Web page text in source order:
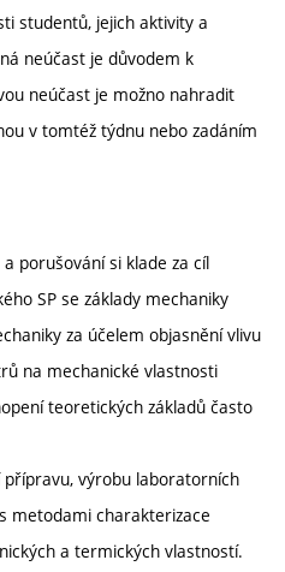
studentů, jejich aktivity a
neúčast je důvodem k
neúčast je možno nahradit
v tomtéž týdnu nebo zadáním
porušování si klade za cíl
SP se základy mechaniky
za účelem objasnění vlivu
na mechanické vlastnosti
teoretických základů často
výrobu laboratorních
metodami charakterizace
a termických vlastností.